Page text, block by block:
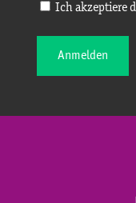
Ich akzeptiere
Anmelden